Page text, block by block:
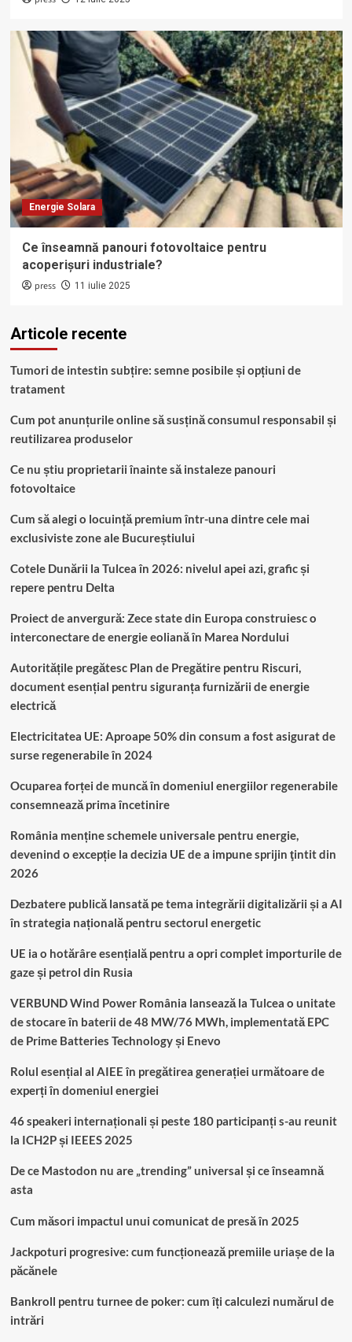
Energie Solara
Ce înseamnă panouri fotovoltaice pentru
acoperișuri industriale?
press 11 iulie 2025
Articole recente
Tumori de intestin subțire: semne posibile și opțiuni de
tratament
Cum pot anunțurile online să susțină consumul responsabil și
reutilizarea produselor
Ce nu știu proprietarii înainte să instaleze panouri
fotovoltaice
Cum să alegi o locuință premium într-una dintre cele mai
exclusiviste zone ale Bucureștiului
Cotele Dunării la Tulcea în 2026: nivelul apei azi, grafic și
repere pentru Delta
Proiect de anvergură: Zece state din Europa construiesc o
interconectare de energie eoliană în Marea Nordului
Autoritățile pregătesc Plan de Pregătire pentru Riscuri,
document esențial pentru siguranța furnizării de energie
electrică
Electricitatea UE: Aproape 50% din consum a fost asigurat de
surse regenerabile în 2024
Ocuparea forței de muncă în domeniul energiilor regenerabile
consemnează prima încetinire
România menține schemele universale pentru energie,
devenind o excepție la decizia UE de a impune sprijin ţintit din
2026
Dezbatere publică lansată pe tema integrării digitalizării și a AI
în strategia națională pentru sectorul energetic
UE ia o hotărâre esențială pentru a opri complet importurile de
gaze și petrol din Rusia
VERBUND Wind Power România lansează la Tulcea o unitate
de stocare în baterii de 48 MW/76 MWh, implementată EPC
de Prime Batteries Technology și Enevo
Rolul esențial al AIEE în pregătirea generației următoare de
experți în domeniul energiei
46 speakeri internaționali și peste 180 participanți s-au reunit
la ICH2P și IEEES 2025
De ce Mastodon nu are „trending” universal și ce înseamnă
asta
Cum măsori impactul unui comunicat de presă în 2025
Jackpoturi progresive: cum funcționează premiile uriașe de la
păcănele
Bankroll pentru turnee de poker: cum îți calculezi numărul de
intrări